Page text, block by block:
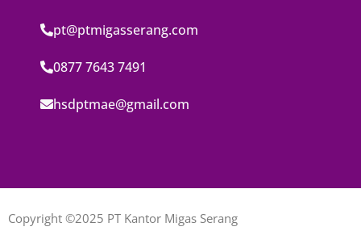
pt@ptmigasserang.com
0877 7643 7491
hsdptmae@gmail.com
Copyright ©2025 PT Kantor Migas Serang